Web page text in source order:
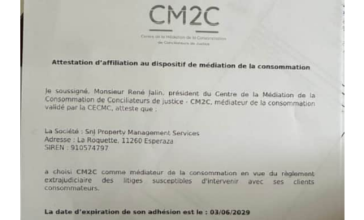
Services de chef à domicile
Paniers de bienvenue
Informations sur la région
Esprit et corps
Carte Blanche Excursions
Centre de la Mediation